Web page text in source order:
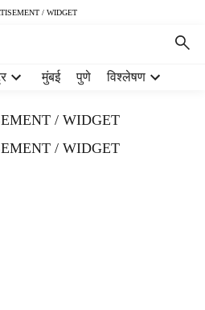
/ WIDGET
मुंबई पुणे विश्लेषण
/ WIDGET
/ WIDGET